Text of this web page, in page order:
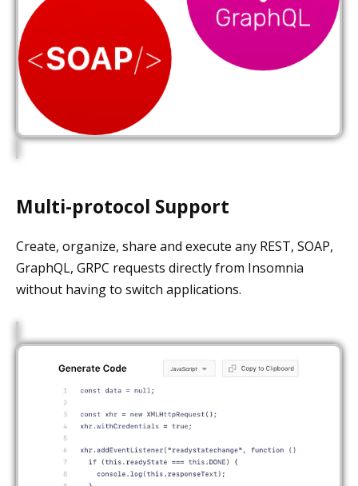
Multi-protocol Support
Create, organize, share and execute any REST, SOAP,
GraphQL, GRPC requests directly from Insomnia
without having to switch applications.